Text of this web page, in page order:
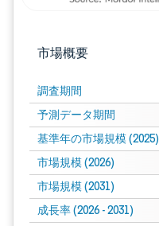
市場概要
調査期間
予測データ期間
基準年の市場規模 (2025)
市場規模 (2026)
市場規模 (2031)
成長率 (2026 - 2031)